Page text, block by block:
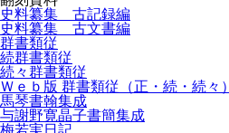
史料纂集 古記録編
史料纂集 古文書編
群書類従
続群書類従
続々群書類従
Ｗｅｂ版 群書類従（正・続・続々）
馬琴書翰集成
与謝野寛晶子書簡集成
梅若実日記